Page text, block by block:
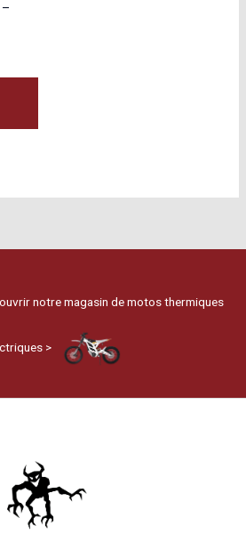
notre magasin de motos thermiques
>